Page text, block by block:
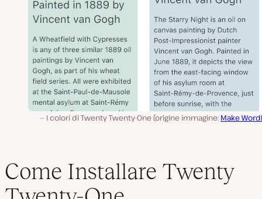
I colori di Twenty Twenty-One (origine immagine: Make
Come Installare Twenty